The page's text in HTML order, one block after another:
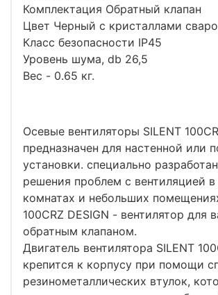
Комплектация Обратный клапан
Цвет Черный с кристаллами
Класс безопасности IP45
Уровень шума, db 26,5
Вес - 0.65 кг.
Осевые вентиляторы SILENT
предназначен для настенной или
установки. специально
решения проблем с вентиляцией в
комнатах и небольших
100CRZ DESIGN - вентилятор для
обратным клапаном.
Двигатель вентилятора SILENT
крепится к корпусу при помощи
резинометаллических втулок,